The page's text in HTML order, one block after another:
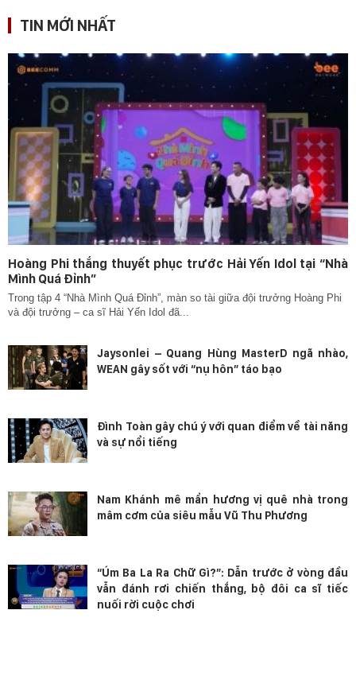
TIN MỚI NHẤT
Hoàng Phi thắng thuyết phục trước Hải Yến Idol tại “Nhà
Mình Quá Đỉnh”
Trong tập 4 “Nhà Mình Quá Đỉnh”, màn so tài giữa đội trưởng Hoàng Phi
và đội trưởng – ca sĩ Hải Yến Idol đã...
Jaysonlei – Quang Hùng MasterD ngã nhào,
WEAN gây sốt với “nụ hôn” táo bạo
Đình Toàn gây chú ý với quan điểm về tài năng
và sự nổi tiếng
Nam Khánh mê mẩn hương vị quê nhà trong
mâm cơm của siêu mẫu Vũ Thu Phương
“Úm Ba La Ra Chữ Gì?”: Dẫn trước ở vòng đầu
vẫn đánh rơi chiến thắng, bộ đôi ca sĩ tiếc
nuối rời cuộc chơi